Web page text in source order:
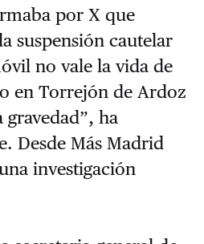
por X que
suspensión cautelar
no vale la vida de
en Torrejón de Ardoz
gravedad”, ha
Desde Más Madrid
investigación